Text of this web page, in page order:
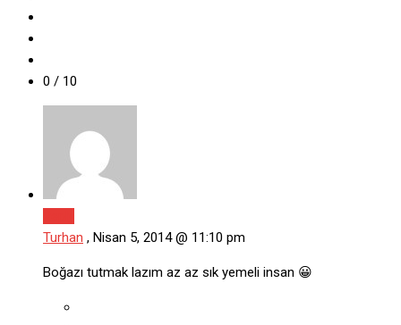
0 / 10
Turhan , Nisan 5, 2014 @ 11:10 pm
Boğazı tutmak lazım az az sık yemeli insan 😀